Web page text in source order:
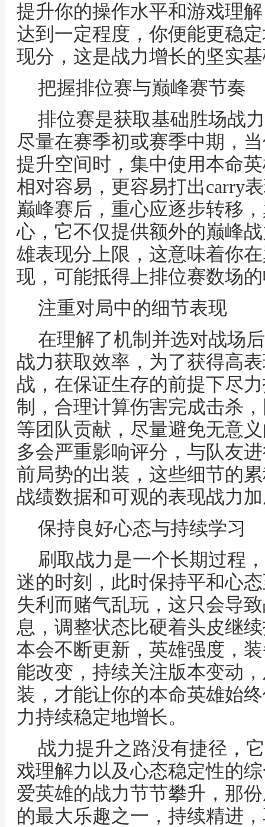
提升你的操作水平和游戏理
达到一定程度，你便能更稳
现分，这是战力增长的坚实
把握排位赛与巅峰赛节奏
排位赛是获取基础胜场战
尽量在赛季初或赛季中期，
提升空间时，集中使用本命
相对容易，更容易打出carry
巅峰赛后，重心应逐步转移
心，它不仅提供额外的巅峰
雄表现分上限，这意味着你
现，可能抵得上排位赛数场
注重对局中的细节表现
在理解了机制并选对战场
战力获取效率，为了获得高
战，在保证生存的前提下尽
制，合理计算伤害完成击杀
等团队贡献，尽量避免无意
多会严重影响评分，与队友
前局势的出装，这些细节的
战绩数据和可观的表现战力
保持良好心态与持续学习
刷取战力是一个长期过程
迷的时刻，此时保持平和心
失利而赌气乱玩，这只会导
息，调整状态比硬着头皮继
本会不断更新，英雄强度，
能改变，持续关注版本变动
装，才能让你的本命英雄始
力持续稳定地增长。
战力提升之路没有捷径，
戏理解力以及心态稳定性的
爱英雄的战力节节攀升，那
的最大乐趣之一，持续精进